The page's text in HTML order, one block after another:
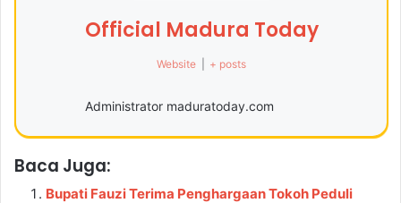
Official Madura Today
Website + posts
Administrator maduratoday.com
Baca Juga:
Bupati Fauzi Terima Penghargaan Tokoh Peduli